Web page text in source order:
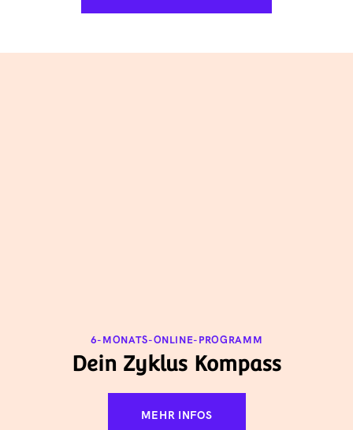
6-MONATS-ONLINE-PROGRAMM
Dein Zyklus Kompass
MEHR INFOS